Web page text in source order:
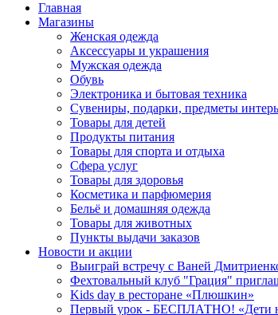
Главная
Магазины
Женская одежда
Аксессуары и украшения
Мужская одежда
Обувь
Электроника и бытовая техника
Сувениры, подарки, предметы
Товары для детей
Продукты питания
Товары для спорта и отдыха
Сфера услуг
Товары для здоровья
Косметика и парфюмерия
Бельё и домашняя одежда
Товары для животных
Пункты выдачи заказов
Новости и акции
Выиграй встречу с Ваней
Фехтовальный клуб "Грация"
Kids day в ресторане «Плюшкин»
Первый урок - БЕСПЛАТНО! «Дети на